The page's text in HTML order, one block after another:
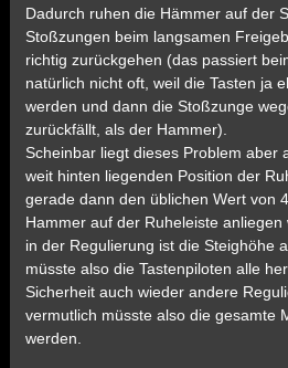
Dadurch ruhen die Hämmer auf der
Stoßzungen beim langsamen
richtig zurückgehen (das passiert
natürlich nicht oft, weil die Tasten ja
werden und dann die Stoßzunge
zurückfällt, als der Hammer).
Scheinbar liegt dieses Problem aber
weit hinten liegenden Position der
gerade dann den üblichen Wert von
Hammer auf der Ruheleiste
in der Regulierung ist die Steighöhe
müsste also die Tastenpiloten alle
Sicherheit auch wieder andere
vermutlich müsste also die gesamte
werden.